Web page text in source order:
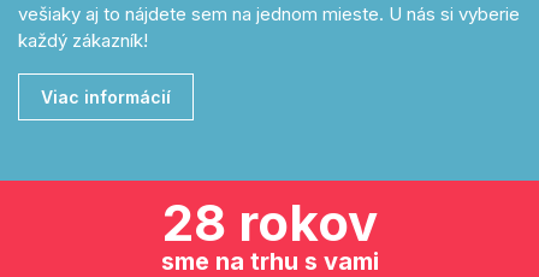
vešiaky aj to nájdete sem na jednom mieste. U nás si vyberie
každý zákazník!
Viac informácií
28 rokov
sme na trhu s vami